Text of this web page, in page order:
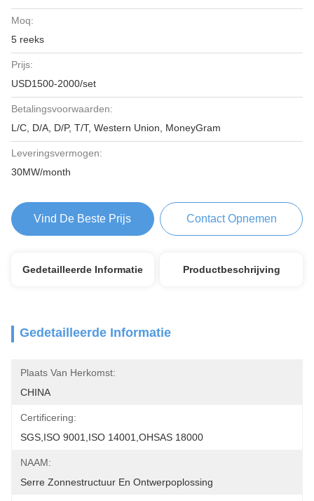
Moq:
5 reeks
Prijs:
USD1500-2000/set
Betalingsvoorwaarden:
L/C, D/A, D/P, T/T, Western Union, MoneyGram
Leveringsvermogen:
30MW/month
Vind De Beste Prijs Contact Opnemen
Gedetailleerde Informatie Productbeschrijving
Gedetailleerde Informatie
Plaats Van Herkomst:
CHINA
Certificering:
SGS,ISO 9001,ISO 14001,OHSAS 18000
NAAM:
Serre Zonnestructuur En Ontwerpoplossing